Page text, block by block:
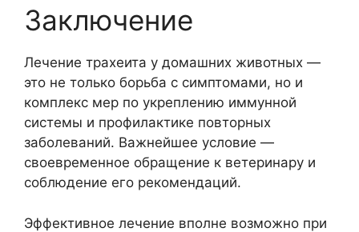
Заключение
Лечение трахеита у домашних животных —
это не только борьба с симптомами, но и
комплекс мер по укреплению иммунной
системы и профилактике повторных
заболеваний. Важнейшее условие —
своевременное обращение к ветеринару и
соблюдение его рекомендаций.
Эффективное лечение вполне возможно при